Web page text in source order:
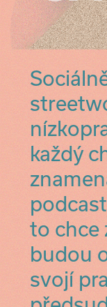
každý
to chce
budou
svojí